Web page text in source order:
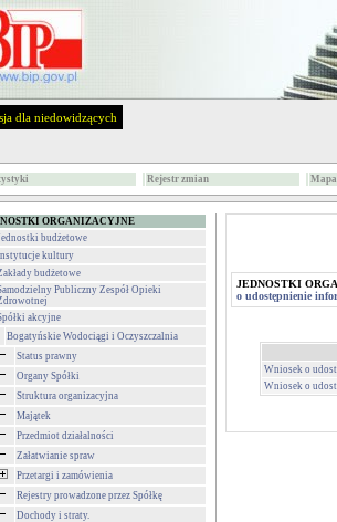
dla niedowidzących
Rejestr zmian
ORGANIZACYJNE
budżetowe
kultury
budżetowe
Publiczny Zespół Opieki
akcyjne
Bogatyńskie Wodociągi i Oczyszczalnia
Status prawny
Organy Spółki
Struktura organizacyjna
Majątek
Przedmiot działalności
Załatwianie spraw
Przetargi i zamówienia
Rejestry prowadzone przez Spółkę
Dochody i straty.
JEDNOSTKI
o udostępnienie
Wniosek o
Wniosek o